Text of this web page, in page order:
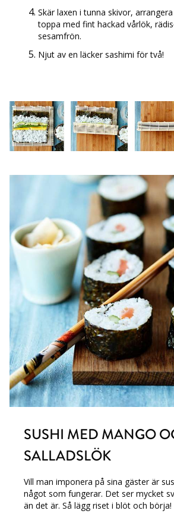
Skär laxen i tunna skivor,
toppa med fint hackad vårlök,
sesamfrön.
Njut av en läcker sashimi för två!
SUSHI MED MANGO
SALLADSLÖK
Vill man imponera på sina gäster är
något som fungerar. Det ser mycket
än det är. Så lägg riset i blöt och börja!